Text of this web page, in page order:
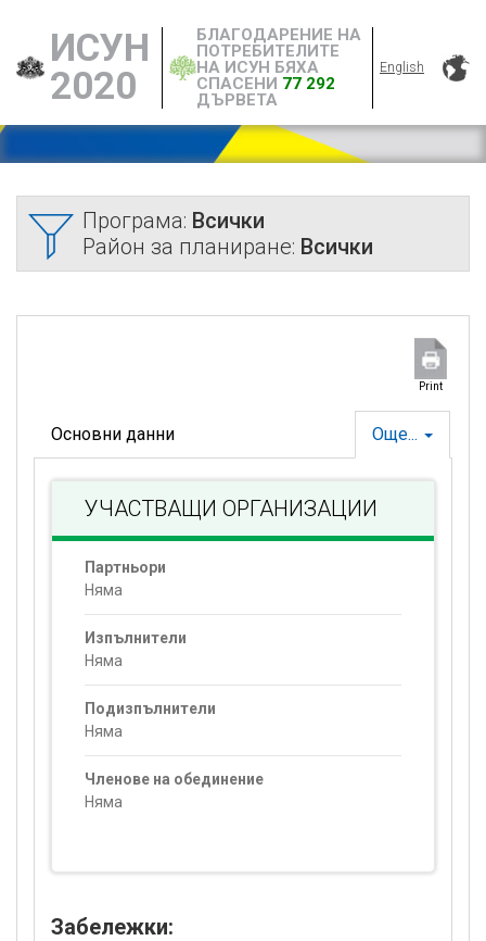
ИСУН
2020
БЛАГОДАРЕНИЕ НА
ПОТРЕБИТЕЛИТЕ
НА ИСУН БЯХА
СПАСЕНИ 77 292
ДЪРВЕТА
English
Програма: Всички
Район за планиране: Всички
Print
Още...
Основни данни
УЧАСТВАЩИ ОРГАНИЗАЦИИ
Партньори
Няма
Изпълнители
Няма
Подизпълнители
Няма
Членове на обединение
Няма
Забележки: